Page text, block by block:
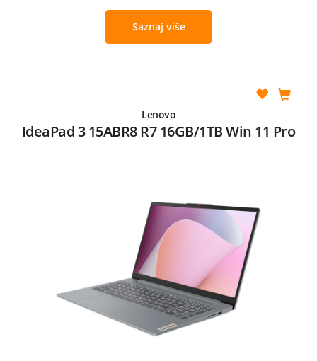
Saznaj više
Lenovo
IdeaPad 3 15ABR8 R7 16GB/1TB Win 11 Pro